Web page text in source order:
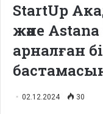
StartUp
және
арналған
02.12.2024 30